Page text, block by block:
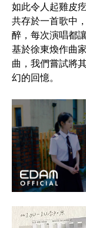
如此令人起雞皮
共存於一首歌中
醉，每次演唱都讓
基於徐東煥作曲
曲，我們嘗試將
幻的回憶。